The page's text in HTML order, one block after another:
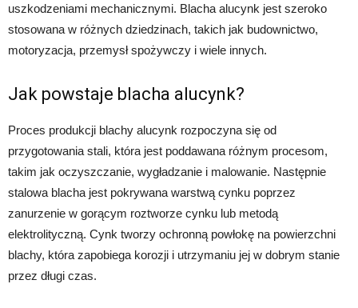
uszkodzeniami mechanicznymi. Blacha alucynk jest szeroko
stosowana w różnych dziedzinach, takich jak budownictwo,
motoryzacja, przemysł spożywczy i wiele innych.
Jak powstaje blacha alucynk?
Proces produkcji blachy alucynk rozpoczyna się od
przygotowania stali, która jest poddawana różnym procesom,
takim jak oczyszczanie, wygładzanie i malowanie. Następnie
stalowa blacha jest pokrywana warstwą cynku poprzez
zanurzenie w gorącym roztworze cynku lub metodą
elektrolityczną. Cynk tworzy ochronną powłokę na powierzchni
blachy, która zapobiega korozji i utrzymaniu jej w dobrym stanie
przez długi czas.